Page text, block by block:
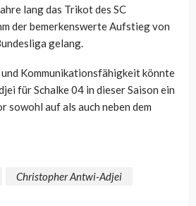
lang das Trikot des SC
der bemerkenswerte Aufstieg von
gelang.
Kommunikationsfähigkeit könnte
für Schalke 04 in dieser Saison ein
sowohl auf als auch neben dem
Christopher Antwi-Adjei